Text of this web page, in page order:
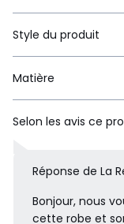
Style du produit
Matière
Selon les avis ce
Réponse de La
Bonjour, nous
cette robe et